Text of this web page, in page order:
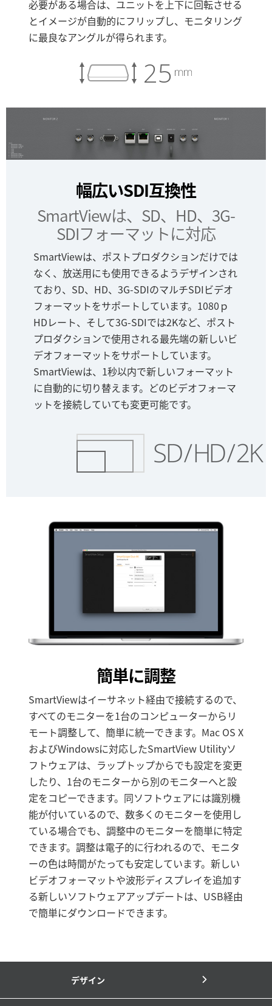
必要がある場合は、ユニットを上下に回転させる
とイメージが自動的にフリップし、モニタリング
に最良なアングルが得られます。
25
幅広いSDI互換性
SmartViewは、SD、HD、3G-
SDIフォーマットに対応
SmartViewは、ポストプロダクションだけでは
なく、放送用にも使用できるようデザインされ
ており、SD、HD、3G-SDIのマルチSDIビデオ
フォーマットをサポートしています。1080ｐ
HDレート、そして3G-SDIでは2Kなど、ポスト
プロダクションで使用される最先端の新しいビ
デオフォーマットをサポートしています。
SmartViewは、1秒以内で新しいフォーマット
に自動的に切り替えます。どのビデオフォーマ
ットを接続していても変更可能です。
簡単に調整
SmartViewはイーサネット経由で接続するので、
すべてのモニターを1台のコンピューターからリ
モート調整して、簡単に統一できます。Mac OS X
およびWindowsに対応したSmartView Utilityソ
フトウェアは、ラップトップからでも設定を変更
したり、1台のモニターから別のモニターへと設
定をコピーできます。同ソフトウェアには識別機
能が付いているので、数多くのモニターを使用し
ている場合でも、調整中のモニターを簡単に特定
できます。調整は電子的に行われるので、モニタ
ーの色は時間がたっても安定しています。新しい
ビデオフォーマットや波形ディスプレイを追加す
る新しいソフトウェアアップデートは、USB経由
で簡単にダウンロードできます。
デザイン